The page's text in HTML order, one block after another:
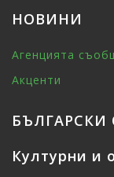
НОВИНИ
Агенцията
Акценти
Културни и